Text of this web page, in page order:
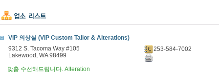
VIP 의상실 (VIP Custom Tailor & Alterations)
9312 S. Tacoma Way #105
Lakewood, WA 98499
253-584-7002
맞춤 수선해드립니다. Alteration